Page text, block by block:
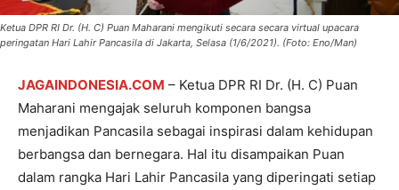
Ketua DPR RI Dr. (H. C) Puan Maharani mengikuti secara secara virtual upacara
peringatan Hari Lahir Pancasila di Jakarta, Selasa (1/6/2021). (Foto: Eno/Man)
JAGAINDONESIA.COM – Ketua DPR RI Dr. (H. C) Puan
Maharani mengajak seluruh komponen bangsa
menjadikan Pancasila sebagai inspirasi dalam kehidupan
berbangsa dan bernegara. Hal itu disampaikan Puan
dalam rangka Hari Lahir Pancasila yang diperingati setiap